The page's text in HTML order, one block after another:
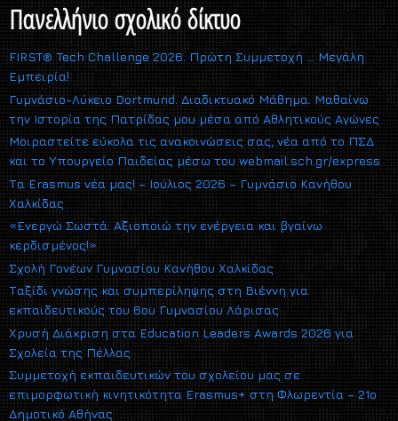
Πανελλήνιο σχολικό δίκτυο
FIRST® Tech Challenge 2026. Πρώτη Συμμετοχή … Μεγάλη
Εμπειρία!
Γυμνάσιο-Λύκειο Dortmund. Διαδικτυακό Μάθημα. Μαθαίνω
την Ιστορία της Πατρίδας μου μέσα από Αθλητικούς Αγώνες
Μοιραστείτε εύκολα τις ανακοινώσεις σας, νέα από το ΠΣΔ
και το Υπουργείο Παιδείας μέσω του webmail.sch.gr/express
Τα Erasmus νέα μας! – Ιούλιος 2026 – Γυμνάσιο Κανήθου
Χαλκίδας
«Ενεργώ Σωστά: Αξιοποιώ την ενέργεια και βγαίνω
κερδισμένος!»
Σχολή Γονέων Γυμνασίου Κανήθου Χαλκίδας
Ταξίδι γνώσης και συμπερίληψης στη Βιέννη για
εκπαιδευτικούς του 6ου Γυμνασίου Λάρισας
Χρυσή Διάκριση στα Education Leaders Awards 2026 για
Σχολεία της Πέλλας
Συμμετοχή εκπαιδευτικών του σχολείου μας σε
επιμορφωτική κινητικότητα Erasmus+ στη Φλωρεντία – 21ο
Δημοτικό Αθήνας